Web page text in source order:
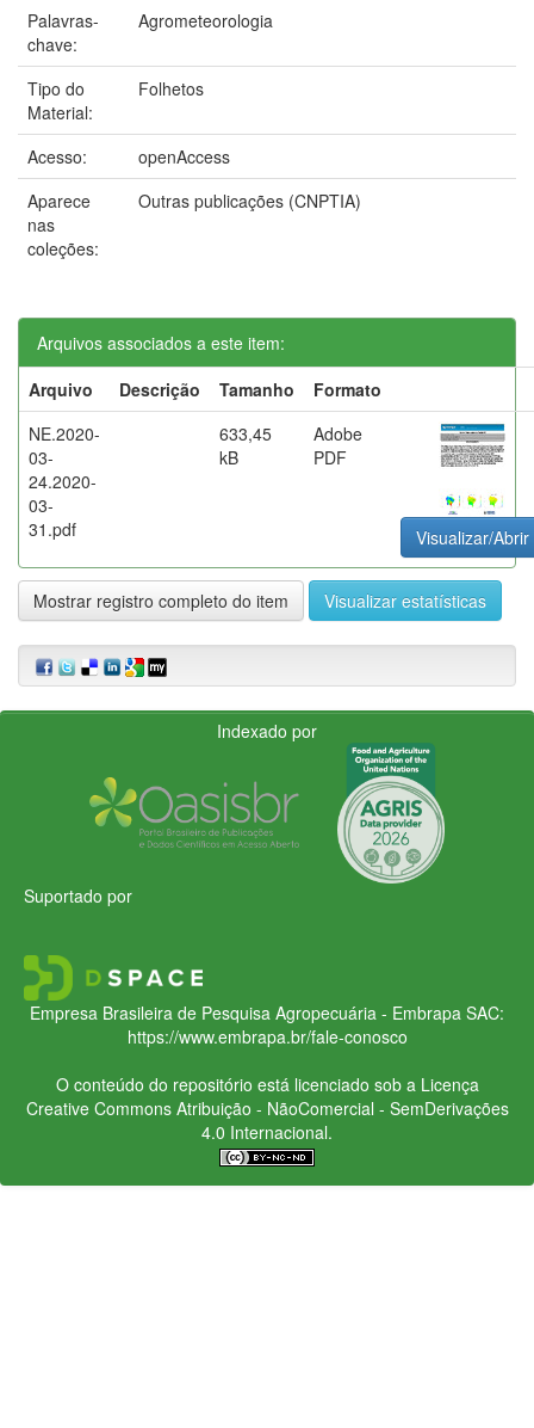
Palavras-
chave:
Agrometeorologia
Tipo do
Material:
Folhetos
Acesso:
openAccess
Aparece
nas
coleções:
Outras publicações (CNPTIA)
Arquivos associados a este item:
Arquivo
Descrição Tamanho
Formato
NE.2020-
03-
24.2020-
03-
31.pdf
633,45
kB
Adobe
PDF
Visualizar/Abrir
Mostrar registro completo do item Visualizar estatísticas
Indexado por
Suportado por
Empresa Brasileira de Pesquisa Agropecuária - Embrapa SAC:
https://www.embrapa.br/fale-conosco
O conteúdo do repositório está licenciado sob a Licença
Creative CommonsAtribuição - NãoComercial - SemDerivações
4.0 Internacional.